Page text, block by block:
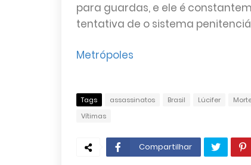
para guardas, e ele é
tentativa de o sistema
Metrópoles
Tags assassinatos Brasil Lúcifer
Vítimas
Compartilhar